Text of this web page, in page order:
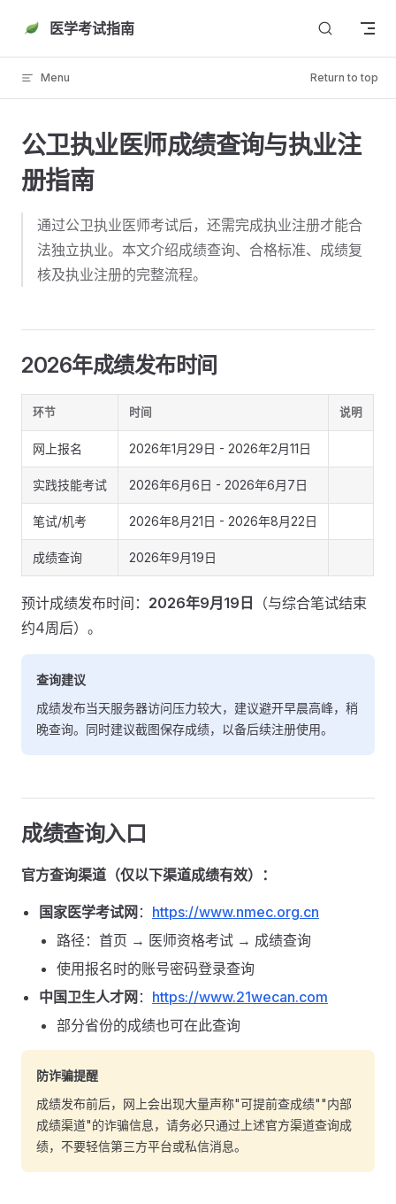
Skip to content
医学考试指南
Menu Return to top
公卫执业医师成绩查询与执业注
册指南
通过公卫执业医师考试后，还需完成执业注册才能合
法独立执业。本文介绍成绩查询、合格标准、成绩复
核及执业注册的完整流程。
2026年成绩发布时间
环节 时间 说明
网上报名 2026年1月29日 - 2026年2月11日
实践技能考试 2026年6月6日 - 2026年6月7日
笔试/机考 2026年8月21日 - 2026年8月22日
成绩查询 2026年9月19日
预计成绩发布时间： 2026年9月19日
（与综合笔试结束
约4周后）。
查询建议
成绩发布当天服务器访问压力较大，建议避开早晨高峰，稍
晚查询。同时建议截图保存成绩，以备后续注册使用。
成绩查询入口
官方查询渠道（仅以下渠道成绩有效）：
国家医学考试网 ： https://www.nmec.org.cn
路径：首页 → 医师资格考试 → 成绩查询
使用报名时的账号密码登录查询
中国卫生人才网 ： https://www.21wecan.com
部分省份的成绩也可在此查询
防诈骗提醒
成绩发布前后，网上会出现大量声称"可提前查成绩""内部
成绩渠道"的诈骗信息，请务必只通过上述官方渠道查询成
绩，不要轻信第三方平台或私信消息。